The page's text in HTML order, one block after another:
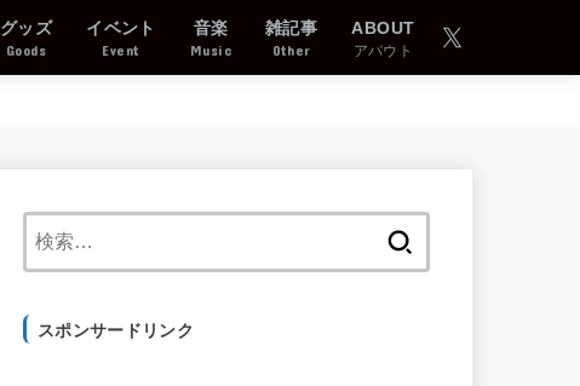
グッズ
Goods
イベント
Event
音楽
Music
雑記事
Other
ABOUT
アバウト
スポンサードリンク